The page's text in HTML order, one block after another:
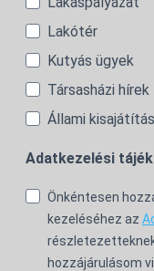
Lakótér
Kutyás ügyek
Társasházi hírek
Állami
Adatkezelési
Önkéntesen
kezeléséhez az
hozzájárulásom